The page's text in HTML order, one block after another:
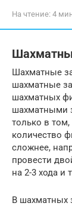
На чтение: 4
Шахматные
шахматные
шахматных
шахматными
только в
количество
сложнее,
провести
на 2-3 хода и
В шахматных